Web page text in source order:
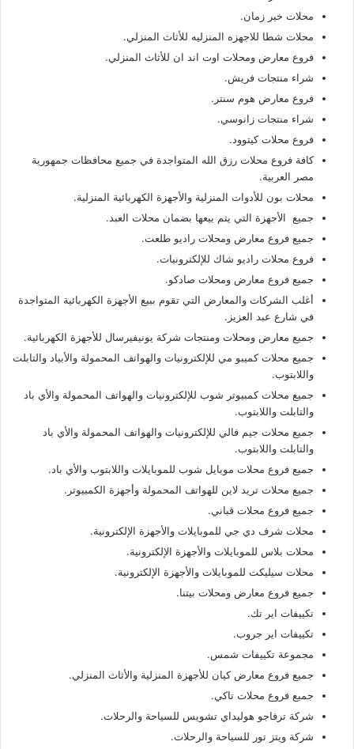
محلات خير زمان.
محلات شطا للاجهزه المنزليه للأثاث المنزلي.
فروع معارض ومحلات اوت اند ان للأثاث المنزلي.
شراء منتجات فريش.
فروع معارض هوم سنتر.
شراء منتجات زانوسي.
فروع محلات كيتوود.
كافة فروع محلات رزق الله المتواجدة في جميع محافظات جمهورية
مصر العربية.
محلات بون للأدوات المنزلية والأجهزة الكهربائية المنزلية.
جميع الأجهزة التي يتم بيعها بضمان محلات العبد.
جميع فروع معارض ومحلات راديو طلعت.
فروع محلات راديو شاك للإلكترونيات.
جميع فروع معارض ومحلات صادكو.
أغلب الشركات والمعارض التي تقوم ببيع الأجهزة الكهربائية المتواجدة
في شارع عبد العزيز.
جميع معارض ومحلات ومنتجات شركة يونيفيرسال للأجهزة الكهربائية.
جميع محلات كميبو مي للإلكترونيات والهواتف المحمولة والأبياد والتابلت
واللابتوب.
جميع محلات كمبيوتر شوب للإلكترونيات والهواتف المحمولة والأي باد
والتابلت واللابتوب.
جميع محلات جيم فالي للإلكترونيات والهواتف المحمولة والأي باد
والتابلت واللابتوب.
جميع فروع محلات موبايل شوب للموبايلات واللابتوب والأي باد.
جميع محلات تريد لاين للهواتف المحمولة وأجهزة الكمبيوتر.
جميع فروع محلات قباني.
محلات شرف دي جي للموبايلات والأجهزة الإلكترونية.
محلات بلاس للموبايلات والأجهزة الإلكترونية.
محلات سيليكت للموبايلات والأجهزة الإلكترونية.
جميع فروع معارض ومحلات بيتنا.
تكييفات اير تك.
تكييفات اير جروب.
مجموعة تكييفات شمس.
جميع فروع معارض كيان للأجهزة المنزلية والأثاث المنزلي.
جميع فروع محلات تاكي.
شركة ترفاجو هوليداي تشويس للسياحة والرحلات.
شركة ويتز تور للسياحة والرحلات.